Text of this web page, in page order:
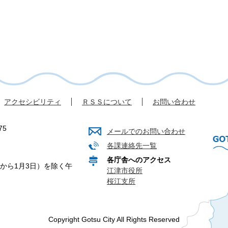
アクセシビリティ ＲＳＳについて お問い合わせ
ら1月3日）を除く午
メールでのお問い合わせ
各課連絡先一覧
各庁舎へのアクセス
江津市役所
桜江支所
Copyright Gotsu City All Rights Reserved